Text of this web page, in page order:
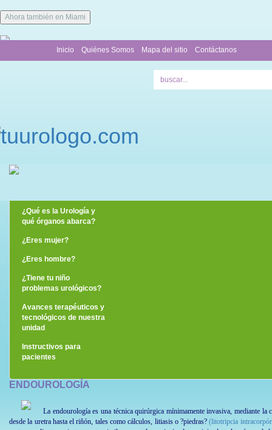
Ahora también en Miami
Contáctanos
Mapa del sitio
Quiénes Somos
Inicio
¿Qué es la Urología y
qué órganos abarca?
¿Eres mujer?
¿Eres hombre?
¿Tiene tu niño
problemas urológicos?
Avances terapéuticos y
tecnológicos de nuestra
unidad
Instructivos para
pacientes
ENDOUROLOGÍA
La endourología es una técnica quirúrgica mínimamente invasiva, mediante
desde la uretra hasta el riñón, tales como cálculos, litiasis o ?piedras?(litotripcia